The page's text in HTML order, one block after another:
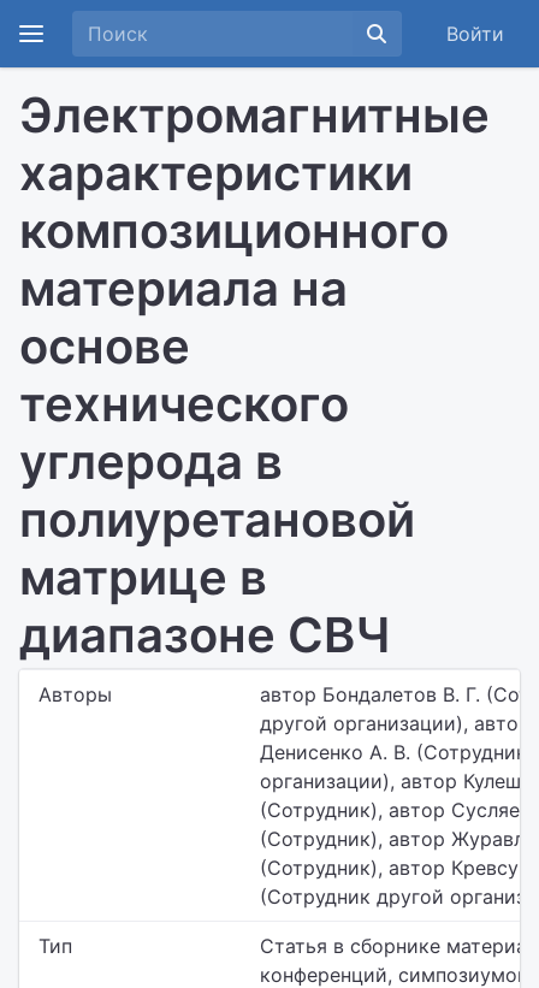
Войти
Электромагнитные
характеристики
композиционного
материала на
основе
технического
углерода в
полиуретановой
матрице в
диапазоне СВЧ
Авторы
автор Бондалетов В. Г.
другой организации), автор
Денисенко А. В. (Сотрудник
организации), автор
(Сотрудник), автор Сусляев
(Сотрудник), автор
(Сотрудник), автор Кревсун
(Сотрудник другой
Тип
Статья в сборнике
конференций, симпозиумов